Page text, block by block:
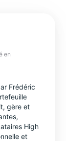
en
Frédéric
gère et
High
et